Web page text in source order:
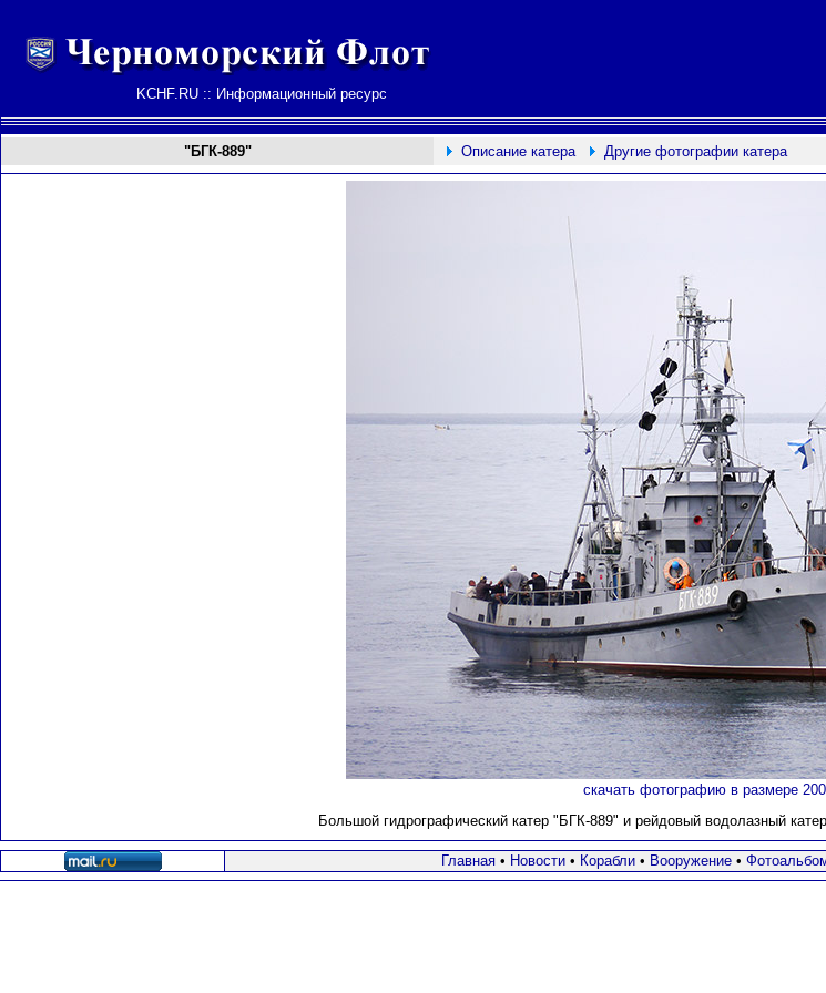
KCHF.RU :: Информационный ресурс
"БГК-889" Описание катера Другие фотографии катера
скачать фотографию в размере
Большой гидрографический катер "БГК-889" и рейдовый водолазный
Главная• Новости• Корабли• Вооружение •